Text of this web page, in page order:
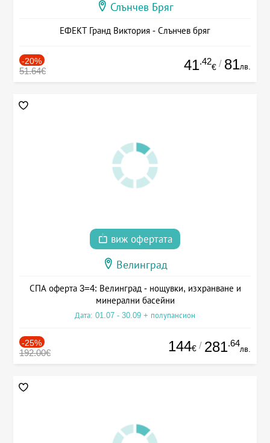
Слънчев Бряг
ЕФЕКТ Гранд Виктория - Слънчев бряг
-20%
51.64€ 41.42
€ / 81лв.
виж офертата
Велинград
СПА оферта 3=4: Велинград - нощувки, изхранване и
минерални басейни
Дата: 01.07 - 30.09 + полупансион
-25%
192.00€ 144€ / 281.64
лв.